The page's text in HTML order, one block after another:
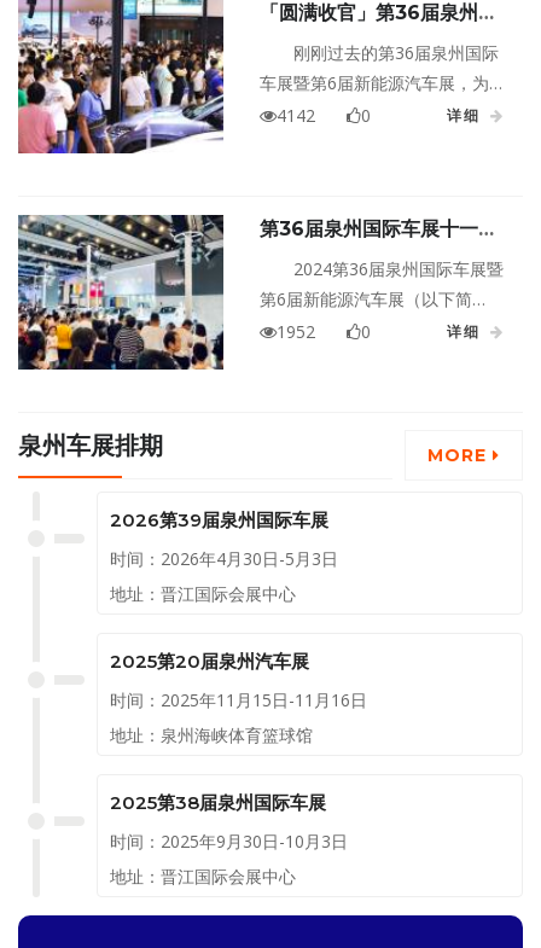
「圆满收官」第36届泉州国
际车展精彩谢幕！
刚刚过去的第36届泉州国际
车展暨第6届新能源汽车展，为我
们带来了一场无与伦比的汽车盛
距离接触汽车文化的平台。现
在，让我们一起回顾这场精彩绝
伦的车展，总结其中的亮点与收
获。
4142 0 详细
第36届泉州国际车展十一启
2024第36届泉州国际车展暨
第6届新能源汽车展（以下简
称："泉州国际车展"）将于10月1
1952 0 详细
泉州车展排期 MORE
2026第39届泉州国际车展
时间：2026年4月30日-5月3日
地址：晋江国际会展中心
2025第20届泉州汽车展
时间：2025年11月15日-11月16日
地址：泉州海峡体育篮球馆
2025第38届泉州国际车展
时间：2025年9月30日-10月3日
地址：晋江国际会展中心